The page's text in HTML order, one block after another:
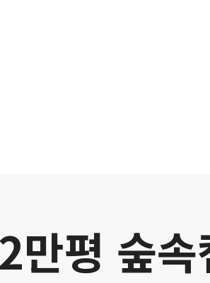
평 숲속